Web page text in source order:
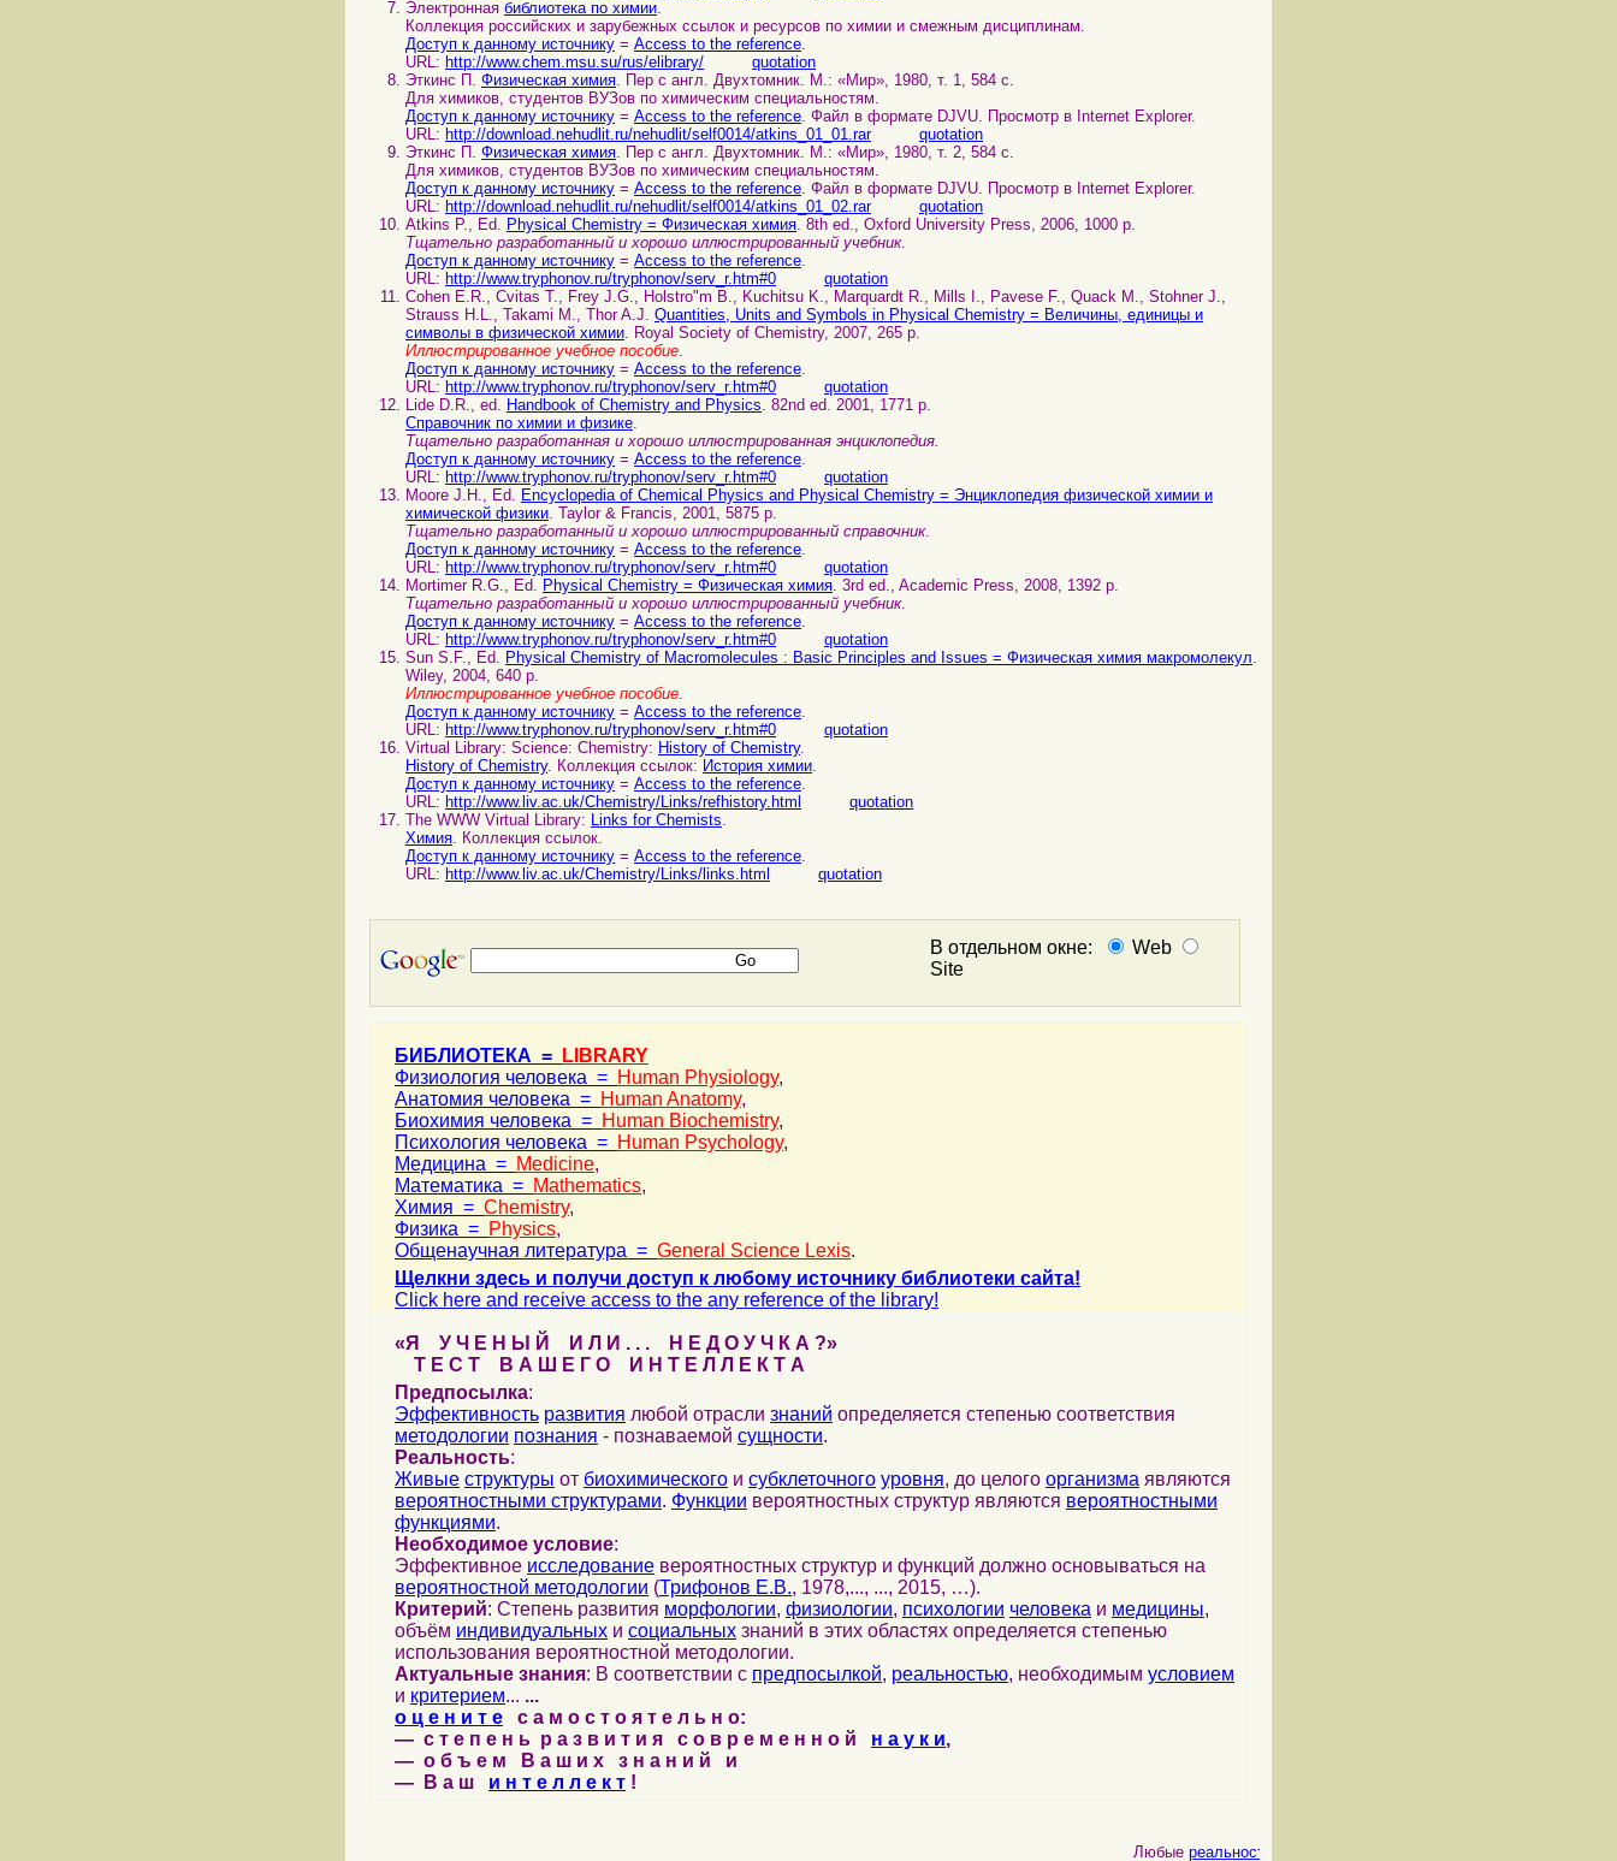
Электронная библиотека по химии
Коллекция российских и зарубежных ссылок и ресурсов по химии и смежным дисциплинам.
Доступ к данному источнику = Access to the reference
URL: http://www.chem.msu.su/rus/elibrary/
quotation
Эткинс П. Физическая химия . Пер с англ. Двухтомник. М.: «Мир», 1980, т. 1, 584 с.
Для химиков, студентов ВУЗов по химическим специальностям.
Доступ к данному источнику = Access to the reference . Файл в формате DJVU. Просмотр в Internet Explorer.
URL: http://download.nehudlit.ru/nehudlit/self0014/atkins_01_01.rar
quotation
Эткинс П. Физическая химия . Пер с англ. Двухтомник. М.: «Мир», 1980, т. 2, 584 с.
Для химиков, студентов ВУЗов по химическим специальностям.
Доступ к данному источнику = Access to the reference . Файл в формате DJVU. Просмотр в Internet Explorer.
URL: http://download.nehudlit.ru/nehudlit/self0014/atkins_01_02.rar
quotation
Atkins P., Ed.
Physical Chemistry = Физическая химия . 8th ed., Oxford University Press, 2006, 1000 p.
Тщательно разработанный и хорошо иллюстрированный учебник.
Доступ к данному источнику = Access to the reference
URL: http://www.tryphonov.ru/tryphonov/serv_r.htm#0
quotation
Cohen E.R., Cvitas T., Frey J.G., Holstro"m B., Kuchitsu K., Marquardt R., Mills I., Pavese F., Quack M., Stohner J.,
Strauss H.L., Takami M., Thor A.J. Quantities, Units and Symbols in Physical Chemistry = Величины, единицы и
символы в физической химии . Royal Society of Chemistry, 2007, 265 p.
Иллюстрированное учебное пособие
Доступ к данному источнику = Access to the reference
URL: http://www.tryphonov.ru/tryphonov/serv_r.htm#0
quotation
Lide D.R., ed.
Handbook of Chemistry and Physics . 82nd ed. 2001, 1771 p.
Справочник по химии и физике
Тщательно разработанная и хорошо иллюстрированная энциклопедия.
Доступ к данному источнику = Access to the reference
URL: http://www.tryphonov.ru/tryphonov/serv_r.htm#0
quotation
Moore J.H., Ed.
Encyclopedia of Chemical Physics and Physical Chemistry = Энциклопедия физической химии и
химической физики . Taylor & Francis, 2001, 5875 p.
Тщательно разработанный и хорошо иллюстрированный справочник.
Доступ к данному источнику = Access to the reference
URL: http://www.tryphonov.ru/tryphonov/serv_r.htm#0
quotation
Mortimer R.G., Ed.
Physical Chemistry = Физическая химия . 3rd ed., Academic Press, 2008, 1392 p.
Тщательно разработанный и хорошо иллюстрированный учебник.
Доступ к данному источнику = Access to the reference
URL: http://www.tryphonov.ru/tryphonov/serv_r.htm#0
quotation
Sun S.F., Ed.
Physical Chemistry of Macromolecules : Basic Principles and Issues = Физическая химия макромолекул
Wiley, 2004, 640 p.
Иллюстрированное учебное пособие
Доступ к данному источнику = Access to the reference
URL: http://www.tryphonov.ru/tryphonov/serv_r.htm#0
quotation
Virtual Library: Science: Chemistry: History of Chemistry.
History of Chemistry. Коллекция ссылок: История химии
Доступ к данному источнику = Access to the reference
URL: http://www.liv.ac.uk/Chemistry/Links/refhistory.html
quotation
The WWW Virtual Library:
Links for Chemists
Химия . Коллекция ссылок.
Доступ к данному источнику = Access to the reference
URL: http://www.liv.ac.uk/Chemistry/Links/links.html quotation
В отдельном окне:
Web
Site
БИБЛИОТЕКА =
LIBRARY
Физиология человека = Human Physiology,
Анатомия человека = Human Anatomy,
Биохимия человека = Human Biochemistry,
Психология человека = Human Psychology,
Медицина = Medicine,
Математика = Mathematics,
Химия = Chemistry,
Физика = Physics,
Общенаучная литература = General Science Lexis.
Щелкни здесь и получи доступ к любому источнику библиотеки сайта!
Click here and receive access to the any reference of the library!
«Я У Ч Е Н Ы Й И Л И . . . Н Е Д О У Ч К А ?»
Т Е С Т В А Ш Е Г О И Н Т Е Л Л Е К Т А
Предпосылка:
Эффективность развития любой отрасли знаний определяется степенью соответствия
методологии познания - познаваемой сущности.
Реальность:
Живые структуры от биохимического и субклеточного уровня, до целого организма являются
вероятностными структурами. Функции вероятностных структур являются вероятностными
функциями.
Необходимое условие:
Эффективное исследование вероятностных структур и функций должно основываться на
вероятностной методологии (Трифонов Е.В., 1978,..., ..., 2015, …).
Критерий: Степень развития морфологии, физиологии, психологии человека и медицины,
объём индивидуальных и социальных знаний в этих областях определяется степенью
использования вероятностной методологии.
Актуальные знания: В соответствии с предпосылкой, реальностью, необходимым условием
и критерием... ...
о ц е н и т е с а м о с т о я т е л ь н о:
— с т е п е н ь р а з в и т и я с о в р е м е н н о й н а у к и,
— о б ъ е м В а ш и х з н а н и й и
— В а ш и н т е л л е к т !
Любыереальности, как